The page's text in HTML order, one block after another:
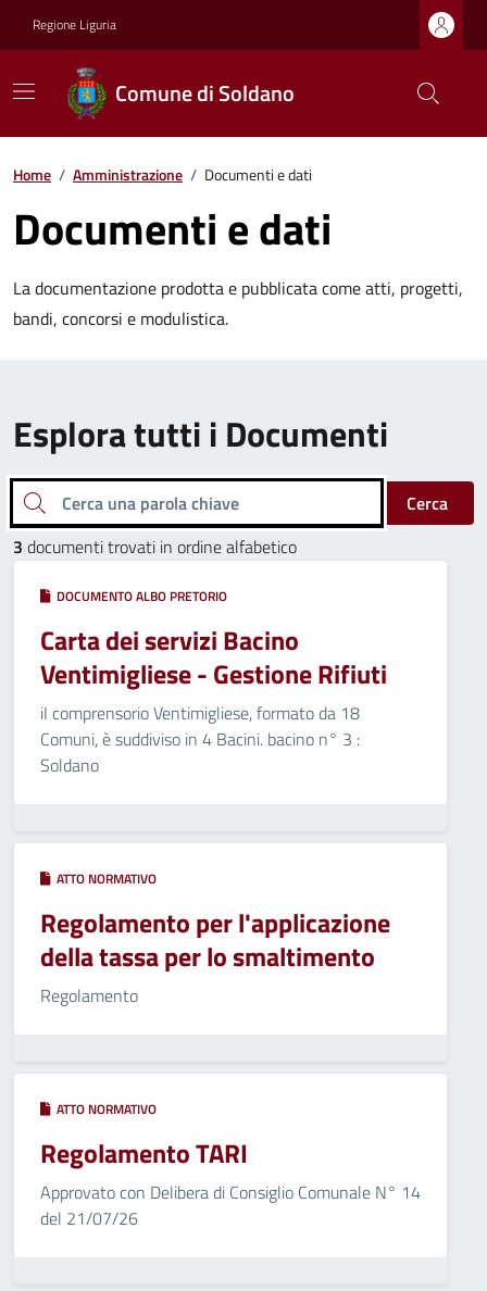
Regione Liguria
Comune di Soldano
Home / Amministrazione / Documenti e dati
Documenti e dati
La documentazione prodotta e pubblicata come atti, progetti,
bandi, concorsi e modulistica.
Esplora tutti i Documenti
Cerca una parola chiave
Cerca
3 documenti trovati in ordine alfabetico
DOCUMENTO ALBO PRETORIO
Carta dei servizi Bacino
Ventimigliese - Gestione Rifiuti
iI comprensorio Ventimigliese, formato da 18
Comuni, è suddiviso in 4 Bacini. bacino n° 3 :
Soldano
ATTO NORMATIVO
Regolamento per l'applicazione
della tassa per lo smaltimento
Regolamento
ATTO NORMATIVO
Regolamento TARI
Approvato con Delibera di Consiglio Comunale N° 14
del 21/07/26